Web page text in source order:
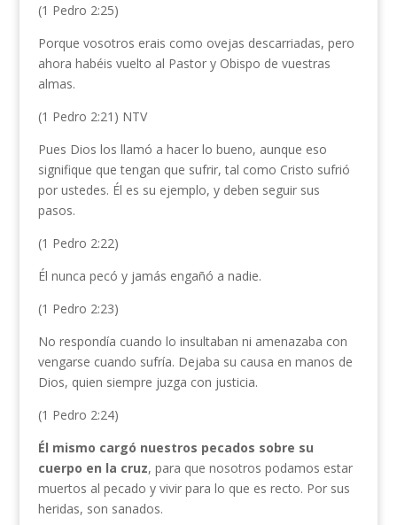
(1 Pedro 2:25)
Porque vosotros erais como ovejas descarriadas, pero
ahora habéis vuelto al Pastor y Obispo de vuestras
almas.
(1 Pedro 2:21) NTV
Pues Dios los llamó a hacer lo bueno, aunque eso
signifique que tengan que sufrir, tal como Cristo sufrió
por ustedes. Él es su ejemplo, y deben seguir sus
pasos.
(1 Pedro 2:22)
Él nunca pecó y jamás engañó a nadie.
(1 Pedro 2:23)
No respondía cuando lo insultaban ni amenazaba con
vengarse cuando sufría. Dejaba su causa en manos de
Dios, quien siempre juzga con justicia.
(1 Pedro 2:24)
Él mismo cargó nuestros pecados sobre su
cuerpo en la cruz, para que nosotros podamos estar
muertos al pecado y vivir para lo que es recto. Por sus
heridas, son sanados.